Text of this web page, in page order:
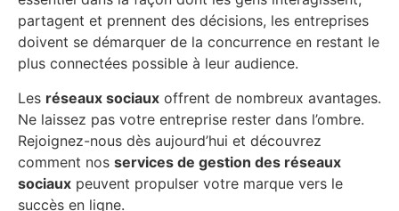
partagent et prennent des décisions, les entreprises
doivent se démarquer de la concurrence en restant le
plus connectées possible à leur audience.
Les réseaux sociaux offrent de nombreux avantages.
Ne laissez pas votre entreprise rester dans l’ombre.
Rejoignez-nous dès aujourd’hui et découvrez
comment nos services de gestion des réseaux
sociaux peuvent propulser votre marque vers le
succès en ligne.